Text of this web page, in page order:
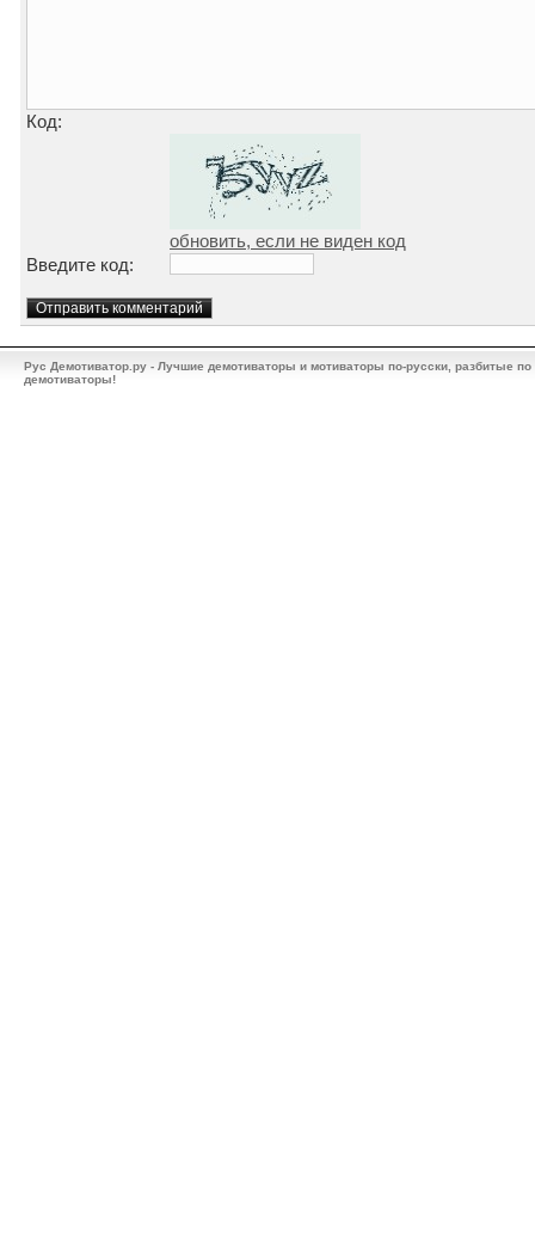
Код:
обновить, если не виден код
Введите код:
Рус Демотиватор.ру - Лучшие демотиваторы и мотиваторы по-русски, разбитые
демотиваторы!